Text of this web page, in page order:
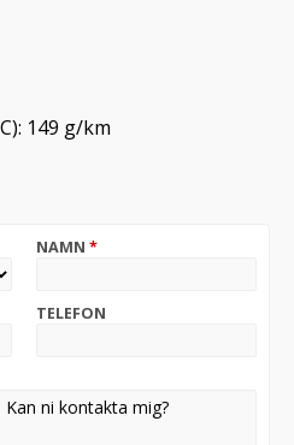
149 g/km
NAMN *
TELEFON